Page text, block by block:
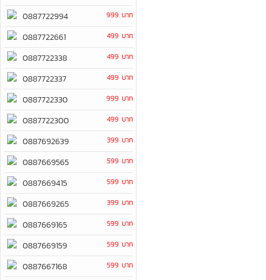
0887722994
999 บาท
0887722661 499 บาท
0887722338 499 บาท
0887722337 499 บาท
0887722330 999 บาท
0887722300 499 บาท
0887692639 399 บาท
0887669565 599 บาท
0887669415 599 บาท
0887669265 399 บาท
0887669165 599 บาท
0887669159 599 บาท
0887667168 599 บาท